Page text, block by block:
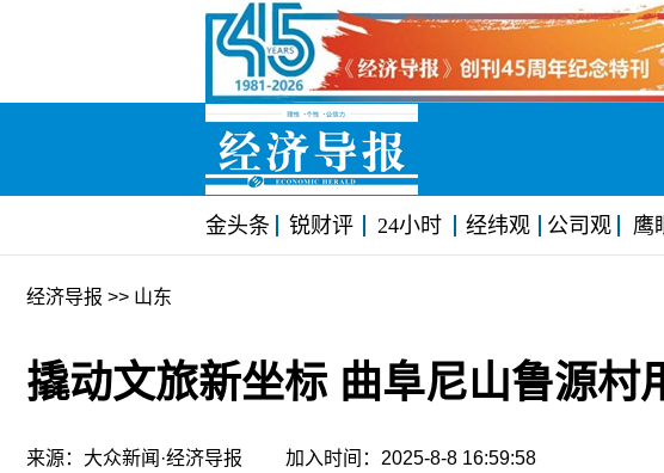
金头条 锐财评 24小时 经纬观 公司观 鹰
经济导报 >> 山东
撬动文旅新坐标 曲阜尼山鲁源村
来源：大众新闻·经济导报 加入时间：2025-8-8 16:59:58